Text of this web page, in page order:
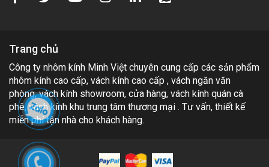
Trang chủ
Công ty nhôm kính Minh Việt chuyên cung cấp các sản phẩm
nhôm kính cao cấp, vách kính cao cấp , vách ngăn văn
phòng, vách kính showroom, cửa hàng, vách kính quán cà
phê, vách kính khu trung tâm thương mại . Tư vấn, thiết kế
miễn phí tận nhà cho khách hàng.